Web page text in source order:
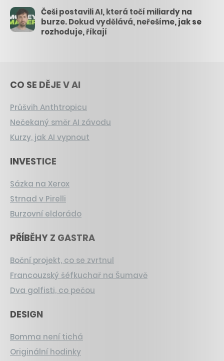
Češi postavili AI, která točí miliardy na
burze. Dokud vydělává, neřešíme, jak se
rozhoduje, říkají
CO SE DĚJE V AI
Průšvih Anthtropicu
Nečekaný směr AI závodu
Kurzy, jak AI vypnout
INVESTICE
Sázka na Xerox
Strnad v Pirelli
Burzovní eldorádo
PŘÍBĚHY Z GASTRA
Boční projekt, co se zvrtnul
Francouzský šéfkuchař na Šumavě
Dva golfisti, co pečou
DESIGN
Bomma není tichá
Originální hodinky